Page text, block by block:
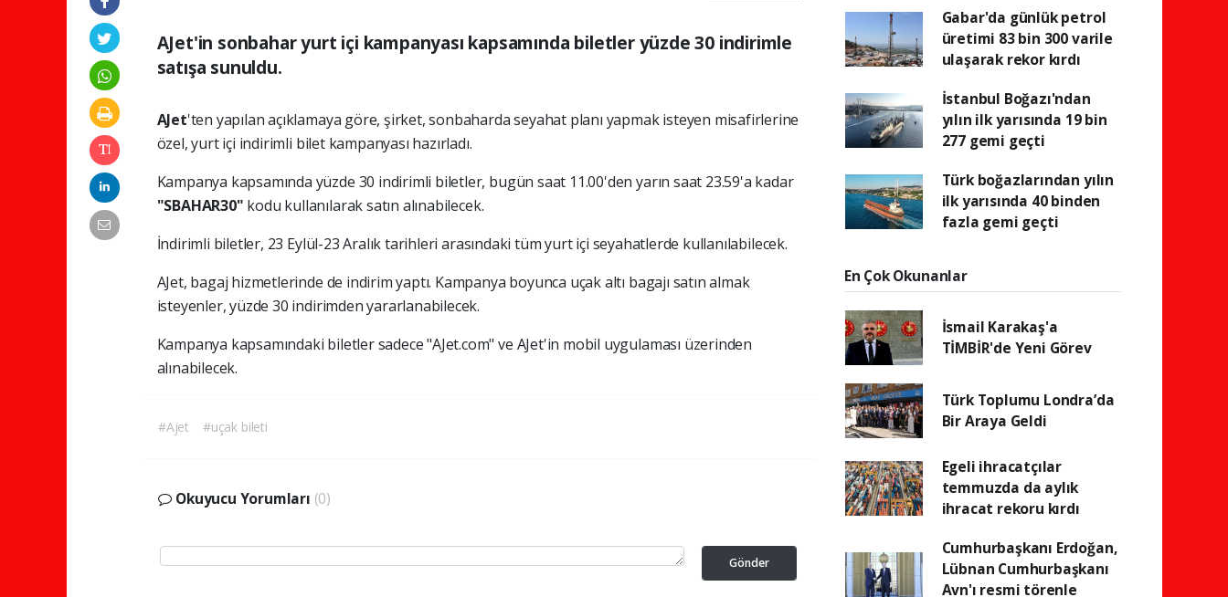
AJet'in sonbahar yurt içi kampanyası kapsamında biletler yüzde 30 indirimle
satışa sunuldu.
AJet'ten yapılan açıklamaya göre, şirket, sonbaharda seyahat planı yapmak isteyen misafirlerine
özel, yurt içi indirimli bilet kampanyası hazırladı.
Kampanya kapsamında yüzde 30 indirimli biletler, bugün saat 11.00'den yarın saat 23.59'a kadar
"SBAHAR30" kodu kullanılarak satın alınabilecek.
İndirimli biletler, 23 Eylül-23 Aralık tarihleri arasındaki tüm yurt içi seyahatlerde kullanılabilecek.
AJet, bagaj hizmetlerinde de indirim yaptı. Kampanya boyunca uçak altı bagajı satın almak
isteyenler, yüzde 30 indirimden yararlanabilecek.
Kampanya kapsamındaki biletler sadece "AJet.com" ve AJet'in mobil uygulaması üzerinden
alınabilecek.
#Ajet #uçak bileti
Okuyucu Yorumları (0)
Gönder
Gabar'da günlük petrol
üretimi 83 bin 300 varile
ulaşarak rekor kırdı
İstanbul Boğazı'ndan
yılın ilk yarısında 19 bin
277 gemi geçti
Türk boğazlarından yılın
ilk yarısında 40 binden
fazla gemi geçti
En Çok Okunanlar
İsmail Karakaş'a
TİMBİR'de Yeni Görev
Türk Toplumu Londra’da
Bir Araya Geldi
Egeli ihracatçılar
temmuzda da aylık
ihracat rekoru kırdı
Cumhurbaşkanı Erdoğan,
Lübnan Cumhurbaşkanı
Avn'ı resmi törenle